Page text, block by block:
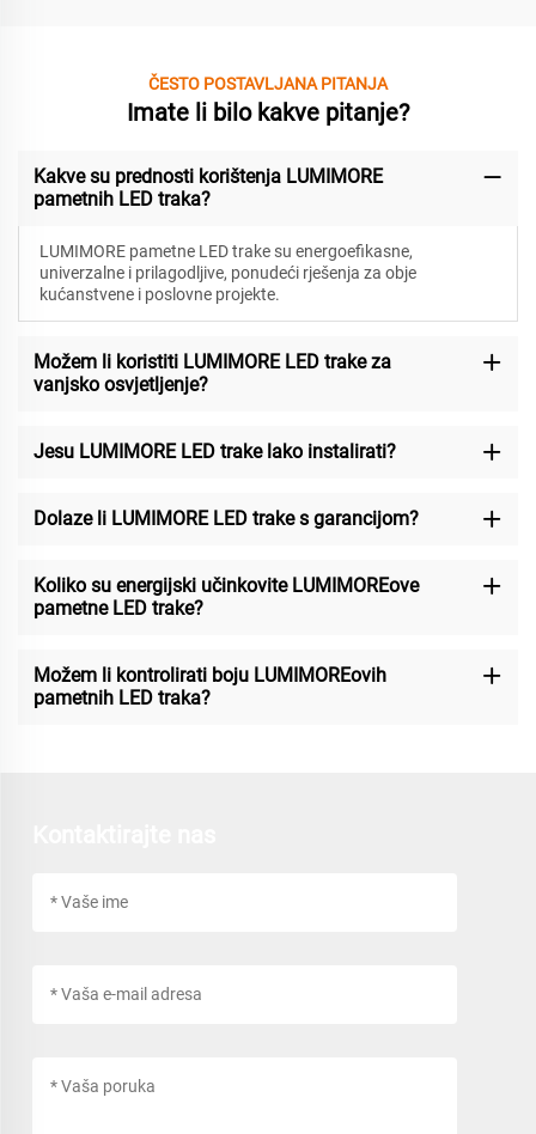
ČESTO POSTAVLJANA PITANJA
Imate li bilo kakve pitanje?
Kakve su prednosti korištenja LUMIMORE
pametnih LED traka?
LUMIMORE pametne LED trake su energoefikasne,
univerzalne i prilagodljive, ponudeći rješenja za obje
kućanstvene i poslovne projekte.
Možem li koristiti LUMIMORE LED trake za
vanjsko osvjetljenje?
Jesu LUMIMORE LED trake lako instalirati?
Dolaze li LUMIMORE LED trake s garancijom?
Koliko su energijski učinkovite LUMIMOREove
pametne LED trake?
Možem li kontrolirati boju LUMIMOREovih
pametnih LED traka?